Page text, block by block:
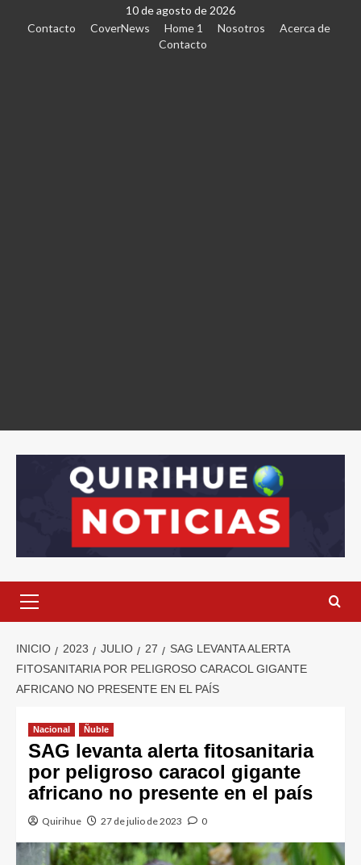
10 de agosto de 2026
Contacto
CoverNews Home 1 Nosotros
Acerca de
Contacto
INICIO 2023 JULIO 27
SAG LEVANTA ALERTA
FITOSANITARIA POR PELIGROSO CARACOL GIGANTE
AFRICANO NO PRESENTE EN EL PAÍS
Nacional Ñuble
SAG levanta alerta fitosanitaria
por peligroso caracol gigante
africano no presente en el país
Quirihue 27 de julio de 2023 0